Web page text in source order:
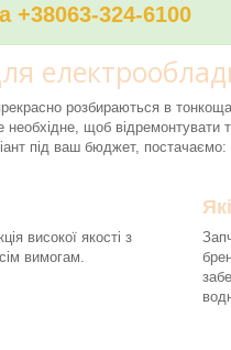
+38063-324-6100
розбираються в
щоб відремонтувати
під ваш бюджет, постачаємо:
високої якості з
вимогам.